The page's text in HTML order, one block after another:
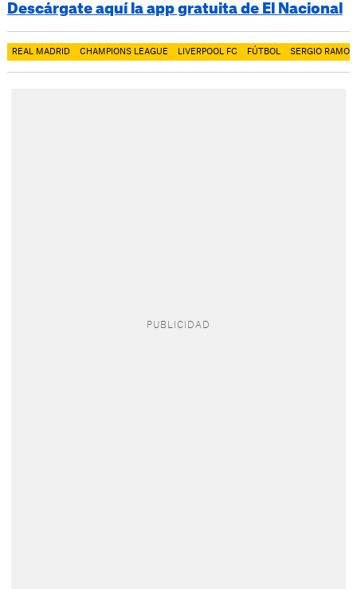
Descárgate aquí la app gratuita de El Nacional
REAL MADRID CHAMPIONS LEAGUE LIVERPOOL FC FÚTBOL SERGIO RAMOS